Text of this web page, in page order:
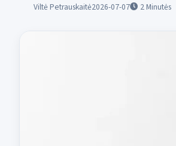
Viltė Petrauskaitė2026-07-07 2Minutės